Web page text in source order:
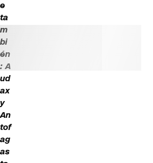
e
ta
m
bi
én
:A
ud
ax
y
An
tof
ag
as